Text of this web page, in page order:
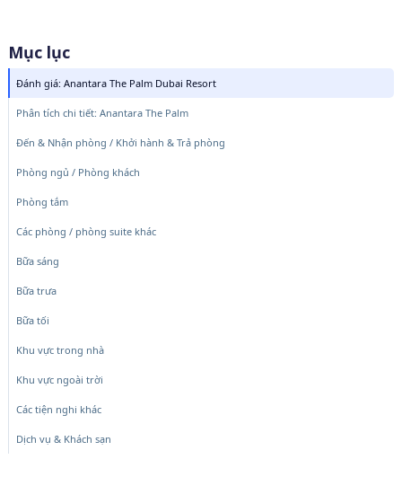
Mục lục
Đánh giá: Anantara The Palm Dubai Resort
Phân tích chi tiết: Anantara The Palm
Đến & Nhận phòng / Khởi hành & Trả phòng
Phòng ngủ / Phòng khách
Phòng tắm
Các phòng / phòng suite khác
Bữa sáng
Bữa trưa
Bữa tối
Khu vực trong nhà
Khu vực ngoài trời
Các tiện nghi khác
Dịch vụ & Khách sạn